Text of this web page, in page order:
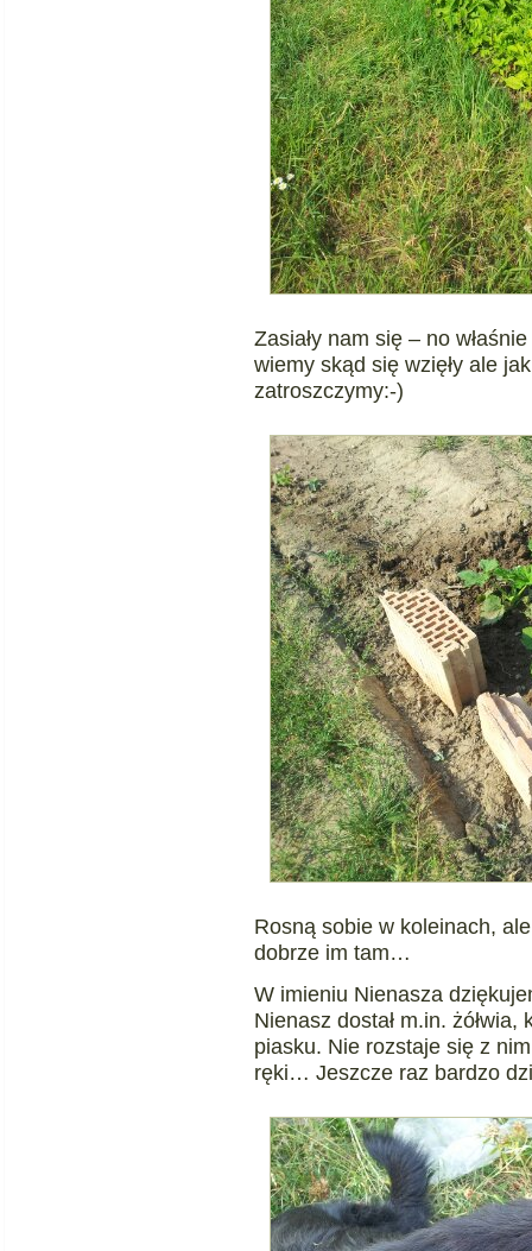
Zasiały nam się – no
wiemy skąd się wzięły ale
zatroszczymy:-)
Rosną sobie w koleinach,
dobrze im tam…
W imieniu Nienasza
Nienasz dostał m.in.
piasku. Nie rozstaje się z
ręki… Jeszcze raz bardzo